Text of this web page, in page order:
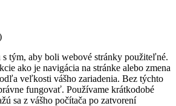
s tým, aby boli webové stránky použiteľné.
ako je navigácia na stránke alebo zmena
veľkosti vášho zariadenia. Bez týchto
fungovať. Používame krátkodobé
sa z vášho počítača po zatvorení